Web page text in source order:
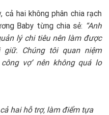
cả hai không phân chia rạch
Baby từng chia sẻ: “Anh
lý chi tiêu nên làm được
Chúng tôi quan niệm
vợ’ nên không quá lo
hai hỗ trợ, làm điểm tựa